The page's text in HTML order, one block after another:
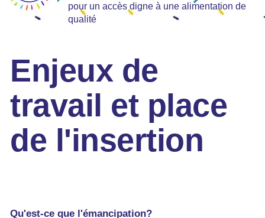
pour un accès digne à une alimentation de
qualité
Enjeux de
travail et place
de l'insertion
Qu'est-ce que l'émancipation?